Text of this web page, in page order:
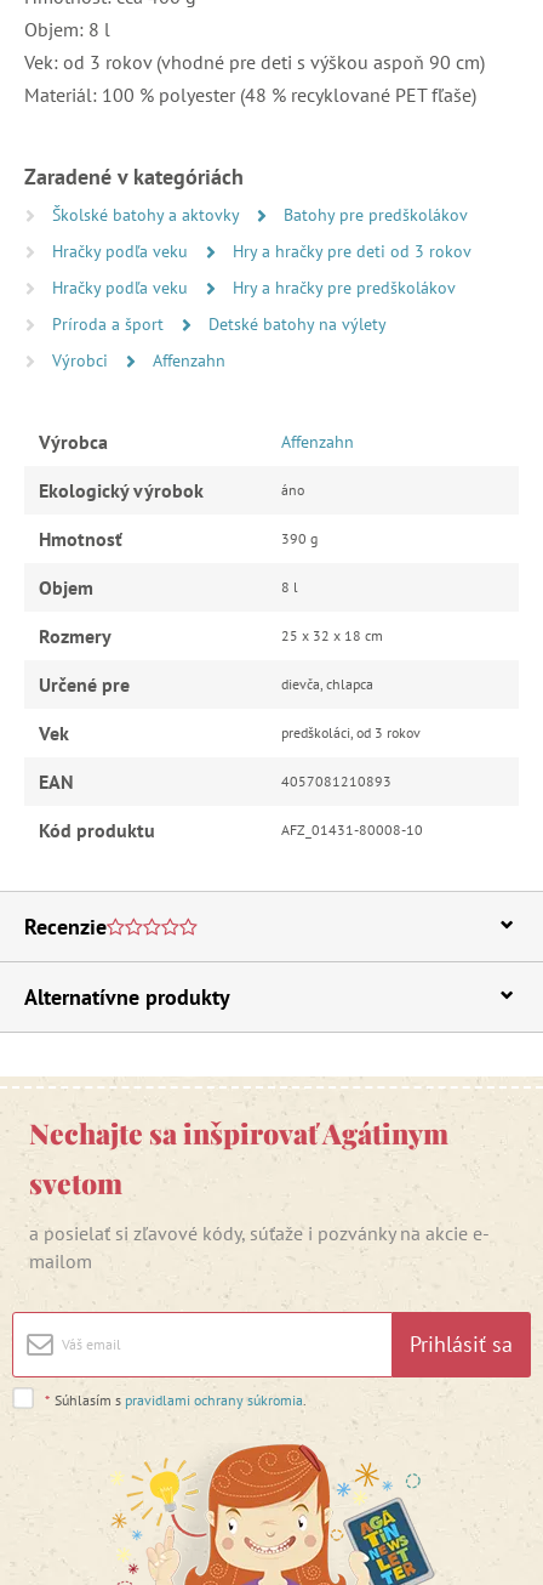
Objem: 8 l
Vek: od 3 rokov (vhodné pre deti s výškou aspoň 90 cm)
Materiál: 100 % polyester (48 % recyklované PET fľaše)
Zaradené v kategóriách
Školské batohy a aktovky
Batohy pre predškolákov
Hračky podľa veku
Hry a hračky pre deti od 3 rokov
Hračky podľa veku
Hry a hračky pre predškolákov
Príroda a šport
Detské batohy na výlety
Výrobci
Affenzahn
Výrobca Affenzahn
Ekologický výrobok áno
Hmotnosť 390 g
Objem 8 l
Rozmery 25 x 32 x 18 cm
Určené pre dievča, chlapca
Vek predškoláci, od 3 rokov
EAN 4057081210893
Kód produktu AFZ_01431-80008-10
Recenzie
Alternatívne produkty
Nechajte sa inšpirovať Agátinym
svetom
a posielať si zľavové kódy, súťaže i pozvánky na akcie e-
mailom
Prihlásiť sa
* Súhlasím s pravidlami ochrany súkromia